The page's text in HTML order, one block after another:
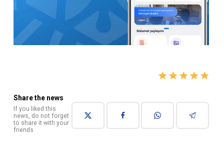
Share the news
If you liked this
news, do not forget
to share it with your
friends